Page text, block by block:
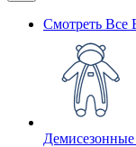
Смотреть Все